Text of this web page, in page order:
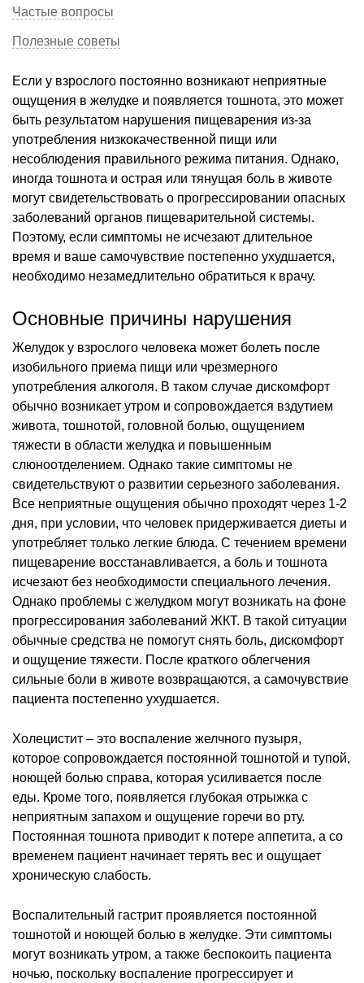
Частые вопросы
Полезные советы
Если у взрослого постоянно возникают неприятные
ощущения в желудке и появляется тошнота, это может
быть результатом нарушения пищеварения из-за
употребления низкокачественной пищи или
несоблюдения правильного режима питания. Однако,
иногда тошнота и острая или тянущая боль в животе
могут свидетельствовать о прогрессировании опасных
заболеваний органов пищеварительной системы.
Поэтому, если симптомы не исчезают длительное
время и ваше самочувствие постепенно ухудшается,
необходимо незамедлительно обратиться к врачу.
Основные причины нарушения
Желудок у взрослого человека может болеть после
изобильного приема пищи или чрезмерного
употребления алкоголя. В таком случае дискомфорт
обычно возникает утром и сопровождается вздутием
живота, тошнотой, головной болью, ощущением
тяжести в области желудка и повышенным
слюноотделением. Однако такие симптомы не
свидетельствуют о развитии серьезного заболевания.
Все неприятные ощущения обычно проходят через 1-2
дня, при условии, что человек придерживается диеты и
употребляет только легкие блюда. С течением времени
пищеварение восстанавливается, а боль и тошнота
исчезают без необходимости специального лечения.
Однако проблемы с желудком могут возникать на фоне
прогрессирования заболеваний ЖКТ. В такой ситуации
обычные средства не помогут снять боль, дискомфорт
и ощущение тяжести. После краткого облегчения
сильные боли в животе возвращаются, а самочувствие
пациента постепенно ухудшается.
Холецистит – это воспаление желчного пузыря,
которое сопровождается постоянной тошнотой и тупой,
ноющей болью справа, которая усиливается после
еды. Кроме того, появляется глубокая отрыжка с
неприятным запахом и ощущение горечи во рту.
Постоянная тошнота приводит к потере аппетита, а со
временем пациент начинает терять вес и ощущает
хроническую слабость.
Воспалительный гастрит проявляется постоянной
тошнотой и ноющей болью в желудке. Эти симптомы
могут возникать утром, а также беспокоить пациента
ночью, поскольку воспаление прогрессирует и